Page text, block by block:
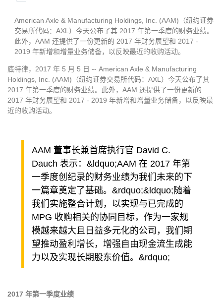
American Axle & Manufacturing Holdings, Inc. (AAM)（纽约证券
交易所代码：AXL）今天公布了其 2017 年第一季度的财务业绩。
此外，AAM 还提供了一份更新的 2017 年财务展望和 2017 -
2019 年新增和增量业务储备，以反映最近的收购活动。
AAM 董事长兼首席执行官 David C.
Dauch 表示：&ldquo;AAM 在 2017 年第
一季度创纪录的财务业绩为我们未来的下
一篇章奠定了基础。&rdquo;&ldquo;随着
我们实施整合计划，以实现与已完成的
MPG 收购相关的协同目标，作为一家规
模越来越大且日益多元化的公司，我们期
望推动盈利增长，增强自由现金流生成能
力以及实现长期股东价值。&rdquo;
底特律，2017 年 5 月 5 日 -- American Axle & Manufacturing
Holdings, Inc. (AAM)（纽约证券交易所代码：AXL）今天公布了其
2017 年第一季度的财务业绩。此外，AAM 还提供了一份更新的
2017 年财务展望和 2017 - 2019 年新增和增量业务储备，以反映最
近的收购活动。
2017 年第一季度业绩